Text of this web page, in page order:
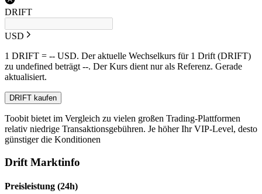
DRIFT
USD
1 DRIFT = -- USD. Der aktuelle Wechselkurs für 1 Drift (DRIFT)
zu undefined beträgt --. Der Kurs dient nur als Referenz. Gerade
aktualisiert.
DRIFT kaufen
Toobit bietet im Vergleich zu vielen großen Trading-Plattformen
relativ niedrige Transaktionsgebühren. Je höher Ihr VIP-Level, desto
günstiger die Konditionen
Drift Marktinfo
Preisleistung (24h)